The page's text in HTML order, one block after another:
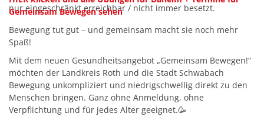
nur eingeschränkt erreichbar / nicht immer besetzt.
Gemeinsam Bewegen sehen
Bewegung tut gut – und gemeinsam macht sie noch mehr
Spaß!
Mit dem neuen Gesundheitsangebot „Gemeinsam Bewegen!“
möchten der Landkreis Roth und die Stadt Schwabach
Bewegung unkompliziert und niedrigschwellig direkt zu den
Menschen bringen. Ganz ohne Anmeldung, ohne
Verpflichtung und für jedes Alter geeignet.🥳